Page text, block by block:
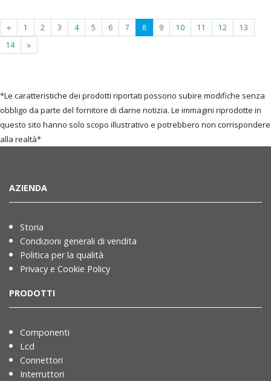
Ø43 H43
Ø50 H18
Ø54 H70.8
« 1 2 3 4 5 6 7 8(current
page)
9 10 11 12
13
14
»
*Le caratteristiche dei prodotti riportati possono subire modifiche senza
obbligo da parte del fornitore di darne notizia. Le immagini riprodotte in
questo sito hanno solo scopo illustrativo e potrebbero non corrispondere
alla realtà*
AZIENDA
Storia
Condizioni generali di vendita
Politica per la qualità
Privacy e Cookie Policy
PRODOTTI
Componenti
Lcd
Connettori
Interruttori